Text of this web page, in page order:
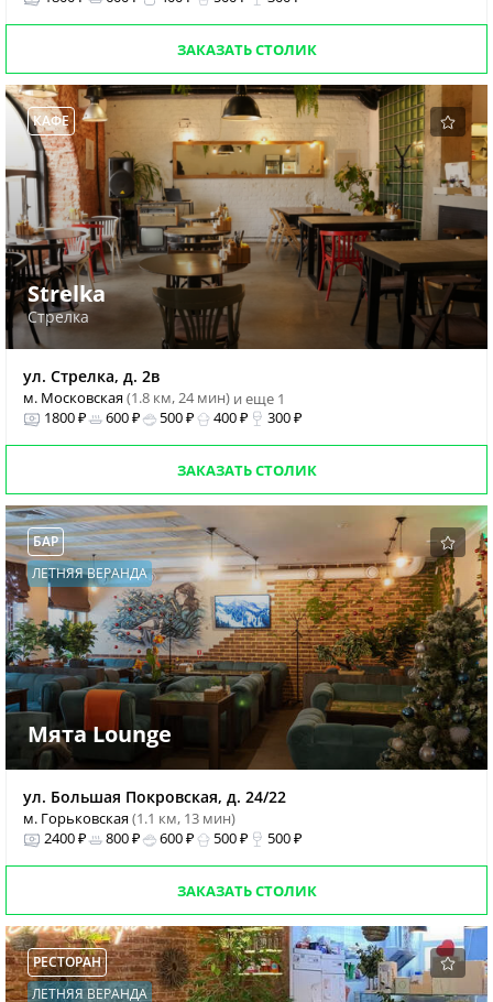
ЗАКАЗАТЬ СТОЛИК
КАФЕ
Strelka
Стрелка
ул. Стрелка, д. 2в
м. Московская(1.8 км, 24 мин) и еще 1
1800 ₽
600 ₽ 500 ₽ 400 ₽ 300 ₽
ЗАКАЗАТЬ СТОЛИК
БАР
ЛЕТНЯЯ ВЕРАНДА
Мята Lounge
ул. Большая Покровская, д. 24/22
м. Горьковская(1.1 км, 13 мин)
2400 ₽
800 ₽ 600 ₽ 500 ₽ 500 ₽
ЗАКАЗАТЬ СТОЛИК
РЕСТОРАН
ЛЕТНЯЯ ВЕРАНДА